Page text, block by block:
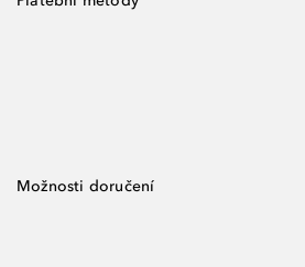
Možnosti doručení